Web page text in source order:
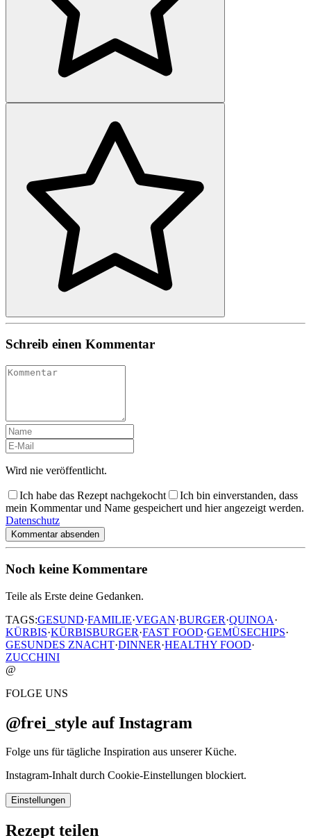
Schreib einen Kommentar
Wird nie veröffentlicht.
Ich habe das Rezept nachgekocht
Ich bin einverstanden, dass
mein Kommentar und Name gespeichert und hier angezeigt werden.
Datenschutz
Kommentar absenden
Noch keine Kommentare
Teile als Erste deine Gedanken.
TAGS:GESUND·FAMILIE·VEGAN·BURGER·QUINOA·
KÜRBIS·KÜRBISBURGER·FAST FOOD·GEMÜSECHIPS·
GESUNDES ZNACHT·DINNER·HEALTHY FOOD·
ZUCCHINI
@
FOLGE UNS
@frei_style auf Instagram
Folge uns für tägliche Inspiration aus unserer Küche.
Instagram-Inhalt durch Cookie-Einstellungen blockiert.
Einstellungen
Rezept teilen